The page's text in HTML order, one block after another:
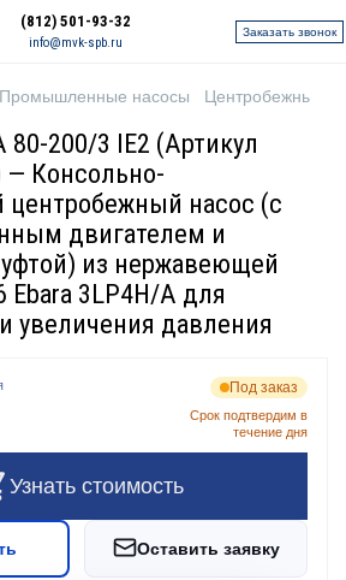
(812) 501-93-32
info@mvk-spb.ru
Заказать звонок
Промышленные насосы Центробежные
80-200/3 IE2 (Артикул
— Консольно-
насос (с
двигателем и
из нержавеющей
Ebara 3LP4H/A для
увеличения давления
Под заказ
Срок подтвердим в
течение дня
Узнать стоимость
Оставить заявку